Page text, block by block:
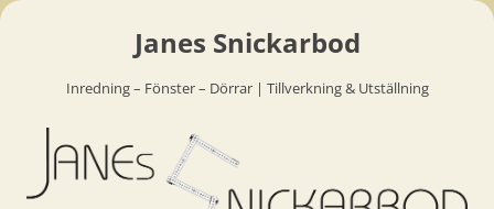
Janes Snickarbod
Inredning – Fönster – Dörrar | Tillverkning & Utställning